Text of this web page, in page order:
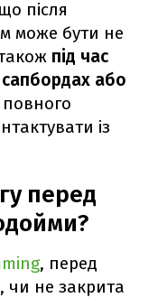
після
може бути не
під час
або
повного
із
перед
, перед
чи не закрита